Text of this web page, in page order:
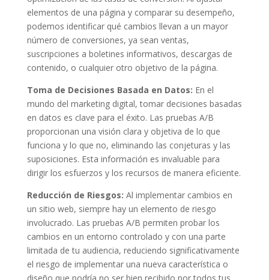
elementos de una página y comparar su desempeño,
podemos identificar qué cambios llevan a un mayor
número de conversiones, ya sean ventas,
suscripciones a boletines informativos, descargas de
contenido, o cualquier otro objetivo de la página.
Toma de Decisiones Basada en Datos: En el
mundo del marketing digital, tomar decisiones basadas
en datos es clave para el éxito. Las pruebas A/B
proporcionan una visión clara y objetiva de lo que
funciona y lo que no, eliminando las conjeturas y las
suposiciones. Esta información es invaluable para
dirigir los esfuerzos y los recursos de manera eficiente.
Reducción de Riesgos: Al implementar cambios en
un sitio web, siempre hay un elemento de riesgo
involucrado. Las pruebas A/B permiten probar los
cambios en un entorno controlado y con una parte
limitada de tu audiencia, reduciendo significativamente
el riesgo de implementar una nueva característica o